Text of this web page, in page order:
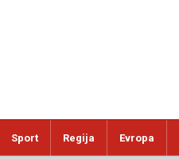
Sport Regija Evropa